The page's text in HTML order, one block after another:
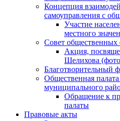
Концепция
самоуправления с
Участие
местного
Совет общественных
Акция,
Шелихова
Благотворительный
Общественная
муниципального
Обращение к
палаты
Правовые акты